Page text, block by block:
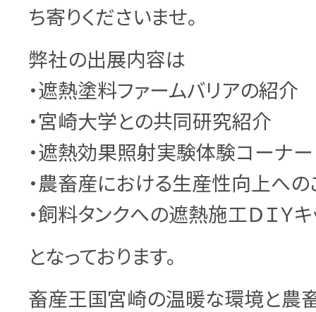
ち寄りくださいませ。
弊社の出展内容は
・遮熱塗料ファームバリアの紹介
・宮崎大学との共同研究紹介
・遮熱効果照射実験体験コーナー
・農畜産における生産性向上へ
・飼料タンクへの遮熱施工ＤＩＹ
となっております。
畜産王国宮崎の温暖な環境と農